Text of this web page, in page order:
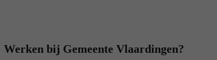
Werken bij Gemeente Vlaardingen?